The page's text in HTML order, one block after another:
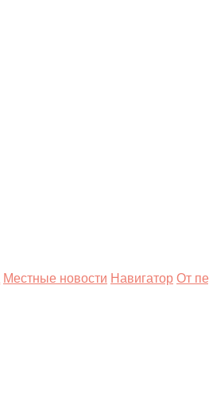
Местные новости Навигатор От